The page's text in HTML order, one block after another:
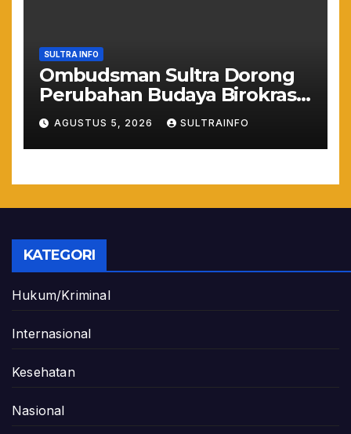
SULTRA INFO
Ombudsman Sultra Dorong
Perubahan Budaya Birokrasi
Lewat Penilaian
Maladministrasi 2026
AGUSTUS 5, 2026 SULTRAINFO
KATEGORI
Hukum/Kriminal
Internasional
Kesehatan
Nasional